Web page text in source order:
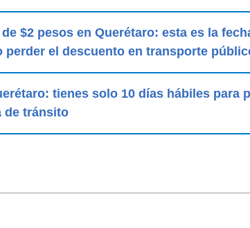
$2 pesos en Querétaro: esta es la
perder el descuento en transporte
tienes solo 10 días hábiles para
de tránsito